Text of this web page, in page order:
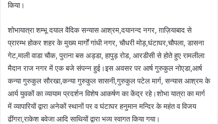
किया।
शोभायात्रा शम्भू दयाल वैदिक सन्यास आश्रम,दयानन्द नगर, ग़ाज़ियाबाद से
प्रारम्भ होकर शहर के मुख्य मार्गों गांधी नगर, चौधरी मोड़,घंटाघर,चौपला, डासना
गेट,माली वाडा चौक, पुराना बस अड्डा, हापुड़ रोड, आरडीसी से होते हुए रामलीला
मैदान राज नगर में एक बजे संपन्न हुई।इस अवसर पर आर्ष गुरुकुल नोएडा,आर्ष
कन्या गुरुकुल सौरखा,कन्या गुरुकुल सासनी,गुरुकुल पटेल मार्ग, सन्यास आश्रम के
आर्य युवकों का व्यायाम प्रदर्शन विशेष आकर्षण का केंद्र रहे।शोभा यात्रा का मार्ग
में व्यापारियों द्वारा अनेकों स्थानों पर व घंटाघर हनुमान मन्दिर के महंत व विजय
ढींगरा,राकेश बवेजा आदि साथियों द्वारा भव्य स्वागत किया गया।